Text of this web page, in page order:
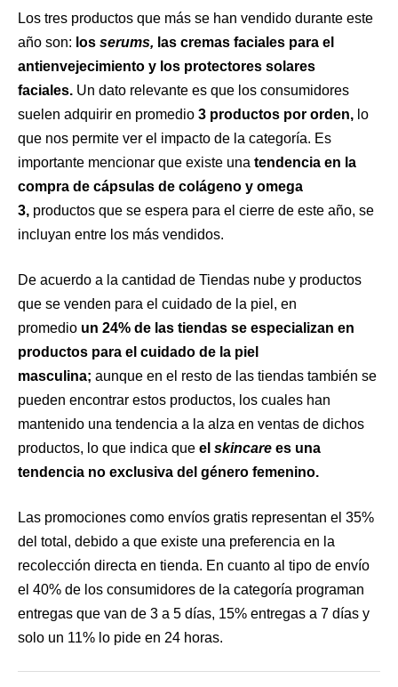
Los tres productos que más se han vendido durante este
año son: los serums, las cremas faciales para el
antienvejecimiento y los protectores solares
faciales. Un dato relevante es que los consumidores
suelen adquirir en promedio 3 productos por orden, lo
que nos permite ver el impacto de la categoría. Es
importante mencionar que existe una tendencia en la
compra de cápsulas de colágeno y omega
3, productos que se espera para el cierre de este año, se
incluyan entre los más vendidos.
De acuerdo a la cantidad de Tiendas nube y productos
que se venden para el cuidado de la piel, en
promedio un 24% de las tiendas se especializan en
productos para el cuidado de la piel
masculina; aunque en el resto de las tiendas también se
pueden encontrar estos productos, los cuales han
mantenido una tendencia a la alza en ventas de dichos
productos, lo que indica que el skincare es una
tendencia no exclusiva del género femenino.
Las promociones como envíos gratis representan el 35%
del total, debido a que existe una preferencia en la
recolección directa en tienda. En cuanto al tipo de envío
el 40% de los consumidores de la categoría programan
entregas que van de 3 a 5 días, 15% entregas a 7 días y
solo un 11% lo pide en 24 horas.